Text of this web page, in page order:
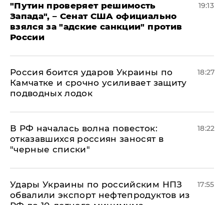
"Путин проверяет решимость
Запада", – Сенат США официально
взялся за "адские санкции" против
России
19:13
Россия боится ударов Украины по
Камчатке и срочно усиливает защиту
подводных лодок
18:27
​В РФ началась волна повесток:
отказавшихся россиян заносят в
"черные списки"
18:22
Удары Украины по российским НПЗ
обвалили экспорт нефтепродуктов из
17:55